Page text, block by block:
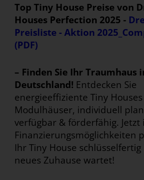
Top Tiny House Preise von
Houses Perfection 2025 -
Preisliste - Aktion
(PDF)
– Finden Sie Ihr Traumhaus
Deutschland! Entdecken Sie
energieeffiziente Tiny
Modulhäuser, individuell
verfügbar & förderfähig.
Finanzierungsmöglichkeiten
Ihr Tiny House
neues Zuhause wartet!